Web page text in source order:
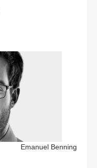
Emanuel Benning